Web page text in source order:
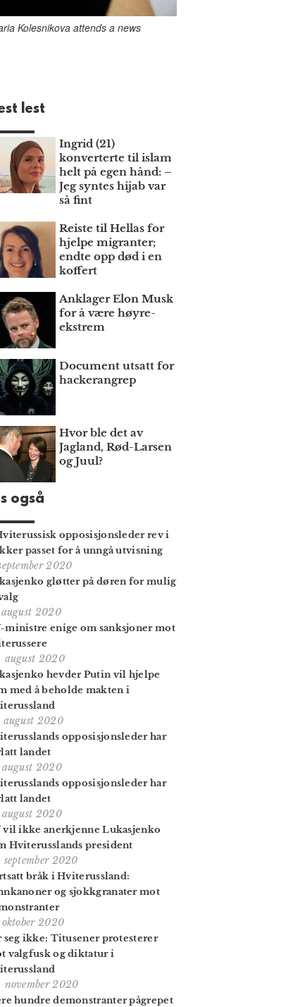
Kolesnikova attends a news
lest
Ingrid (21)
konverterte til islam
helt på egen hånd: –
Jeg syntes hijab var
så fint
Reiste til Hellas for
hjelpe migranter;
endte opp død i en
koffert
Anklager Elon Musk
for å være høyre­
ekstrem
Document utsatt for
hackerangrep
Hvor ble det av
Jagland, Rød-Larsen
og Juul?
også
opposisjonsleder rev i
passet for å unngå utvisning
2020
gløtter på døren for mulig
august 2020
ministre enige om sanksjoner mot
august 2020
hevder Putin vil hjelpe
med å beholde makten i
august 2020
opposisjonsleder har
landet
august 2020
opposisjonsleder har
landet
august 2020
vil ikke anerkjenne Lukasjenko
Hviterusslands president
september 2020
bråk i Hviterussland:
og sjokkgranater mot
oktober 2020
seg ikke: Titusener protesterer
valgfusk og diktatur i
november 2020
hundre demonstranter pågrepet